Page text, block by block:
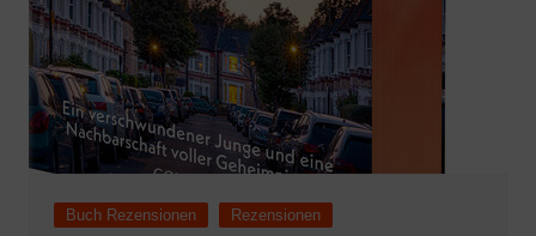
Buch Rezensionen Rezensionen